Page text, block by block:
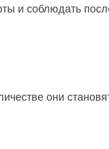
и соблюдать
они